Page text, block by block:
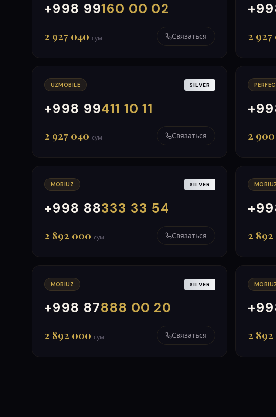
+998 99160 00 02
000
999
2 927 040 сум Связаться
000
999
2 927
UZMOBILE SILVER
+998 99411 10 11
000
999
2 927 040 сум Связаться
000
999
2
MOBIUZ SILVER
+998 88333 33 54
000
999
2 892 000 сум Связаться
MOBIUZ
000
999
2
MOBIUZ SILVER
+998 87888 00 20
000
999
2 892 000 сум Связаться
MOBIUZ
000
999
2